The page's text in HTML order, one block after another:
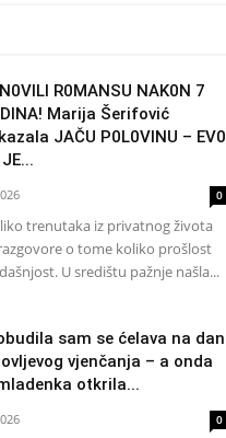
R0MANSU NAK0N 7
Marija Šerifović
JAČU P0L0VINU – EV0
0
trenutaka iz privatnog života
o tome koliko prošlost
U središtu pažnje našla...
sam se ćelava na dan
vjenčanja – a onda
otkrila...
0